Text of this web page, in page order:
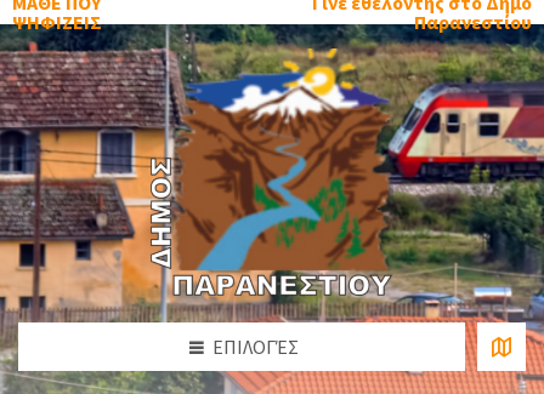
ΨΗΦΙΖΕΙΣ
Παρανεστίου
ΕΠΙΛΟΓΈΣ